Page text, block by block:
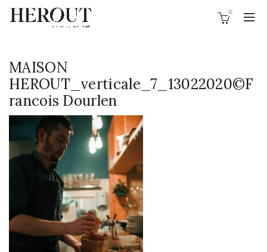
0
MAISON
HEROUT_verticale_7_13022020©F
rancois Dourlen